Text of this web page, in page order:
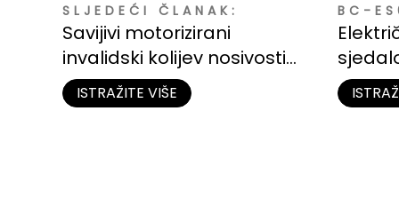
SLJEDEĆI ČLANAK:
Savijivi motorizirani
invalidski kolijev nosivosti
150 kg
ISTRAŽITE VIŠE
BC-
noge |